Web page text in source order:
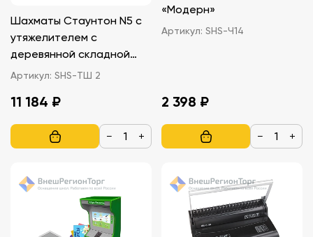
Шахматы Стаунтон N5 с
утяжелителем с
деревянной складной
доской 49 см
Артикул: SHS-ТШ 2
11 184 ₽
− +
«Модерн»
Артикул: SHS-Ч14
2 398 ₽
− +